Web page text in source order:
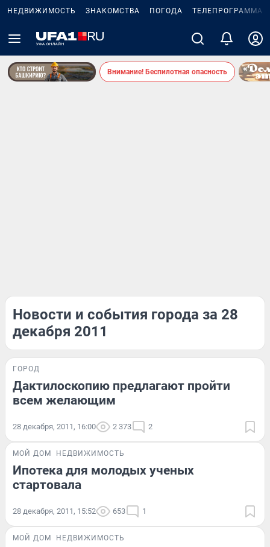
НЕДВИЖИМОСТЬ ЗНАКОМСТВА ПОГОДА ТЕЛЕПРОГРАММА
Внимание! Беспилотная опасность
Новости и события города за 28
декабря 2011
ГОРОД
Дактилоскопию предлагают пройти
всем желающим
28 декабря, 2011, 16:00 2 373 2
МОЙ ДОМ НЕДВИЖИМОСТЬ
Ипотека для молодых ученых
стартовала
28 декабря, 2011, 15:52 653 1
МОЙ ДОМ НЕДВИЖИМОСТЬ